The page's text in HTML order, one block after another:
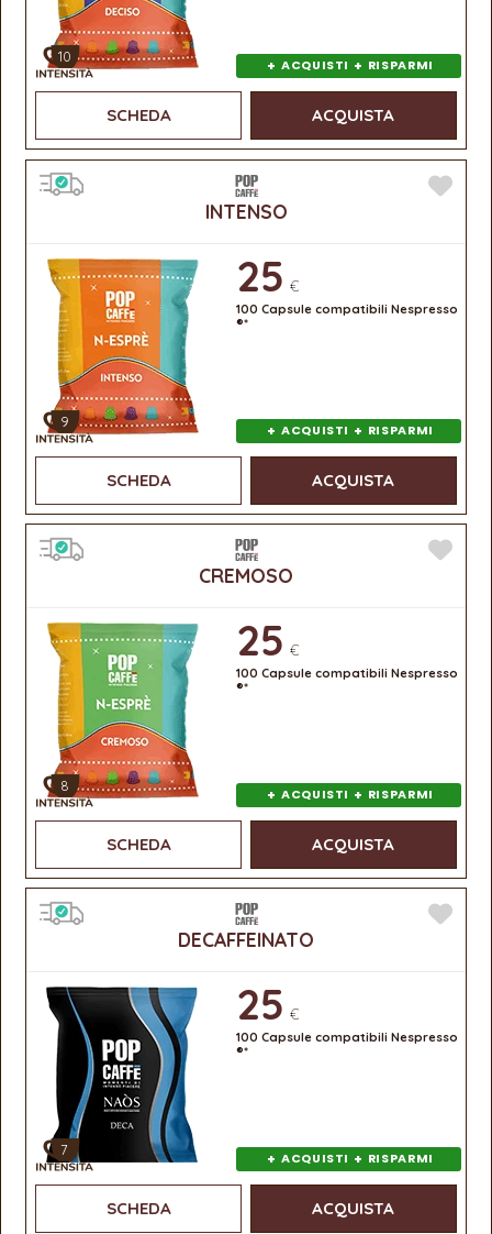
10 + ACQUISTI + RISPARMI
SCHEDA ACQUISTA
INTENSO
9
25 €
100 Capsule compatibili Nespresso
®*
+ ACQUISTI + RISPARMI
SCHEDA ACQUISTA
CREMOSO
8
25 €
100 Capsule compatibili Nespresso
®*
+ ACQUISTI + RISPARMI
SCHEDA ACQUISTA
DECAFFEINATO
7
25 €
100 Capsule compatibili Nespresso
®*
+ ACQUISTI + RISPARMI
SCHEDA ACQUISTA